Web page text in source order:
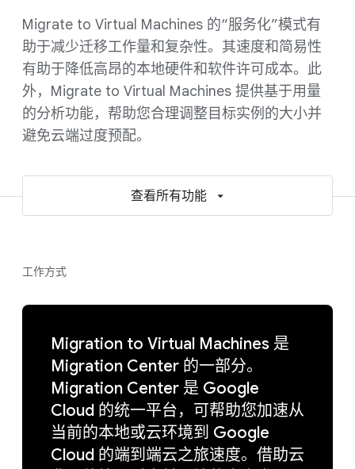
Migrate to Virtual Machines 的“服务化”模式有
助于减少迁移工作量和复杂性。其速度和简易性
有助于降低高昂的本地硬件和软件许可成本。此
外，Migrate to Virtual Machines 提供基于用量
的分析功能，帮助您合理调整目标实例的大小并
避免云端过度预配。
查看所有功能
工作方式
Migration to Virtual Machines 是
Migration Center 的一部分。
Migration Center 是 Google
Cloud 的统一平台，可帮助您加速从
当前的本地或云环境到 Google
Cloud 的端到端云之旅速度。借助云